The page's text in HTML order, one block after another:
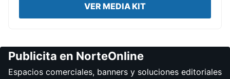
VER MEDIA KIT
Publicita en NorteOnline
Espacios comerciales, banners y soluciones editoriales